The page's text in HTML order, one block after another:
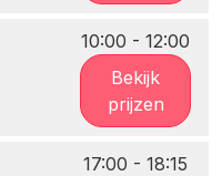
10:00 - 12:00
Bekijk
prijzen
17:00 - 18:15